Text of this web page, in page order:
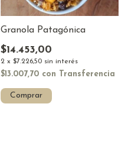
Granola Patagónica
$14.453,00
2 x $7.226,50 sin interés
$13.007,70 con Transferencia
Comprar